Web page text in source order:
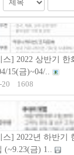
스] 2022 상반기 한
15(금)~04/..
1608
스] 2022년 하반기
(~9.23(금) 1..